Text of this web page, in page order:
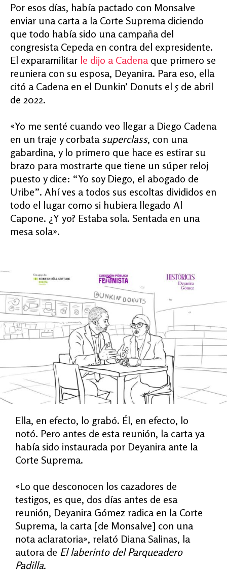
Por esos días, había pactado con Monsalve
enviar una carta a la Corte Suprema diciendo
que todo había sido una campaña del
congresista Cepeda en contra del expresidente.
El exparamilitar le dijo a Cadena que primero se
reuniera con su esposa, Deyanira. Para eso, ella
citó a Cadena en el Dunkin’ Donuts el 5 de abril
de 2022.
«Yo me senté cuando veo llegar a Diego Cadena
en un traje y corbata superclass, con una
gabardina, y lo primero que hace es estirar su
brazo para mostrarte que tiene un súper reloj
puesto y dice: “Yo soy Diego, el abogado de
Uribe”. Ahí ves a todos sus escoltas divididos en
todo el lugar como si hubiera llegado Al
Capone. ¿Y yo? Estaba sola. Sentada en una
mesa sola».
Ella, en efecto, lo grabó. Él, en efecto, lo
notó. Pero antes de esta reunión, la carta ya
había sido instaurada por Deyanira ante la
Corte Suprema.
«Lo que desconocen los cazadores de
testigos, es que, dos días antes de esa
reunión, Deyanira Gómez radica en la Corte
Suprema, la carta [de Monsalve] con una
nota aclaratoria», relató Diana Salinas, la
autora de El laberinto del Parqueadero
Padilla.